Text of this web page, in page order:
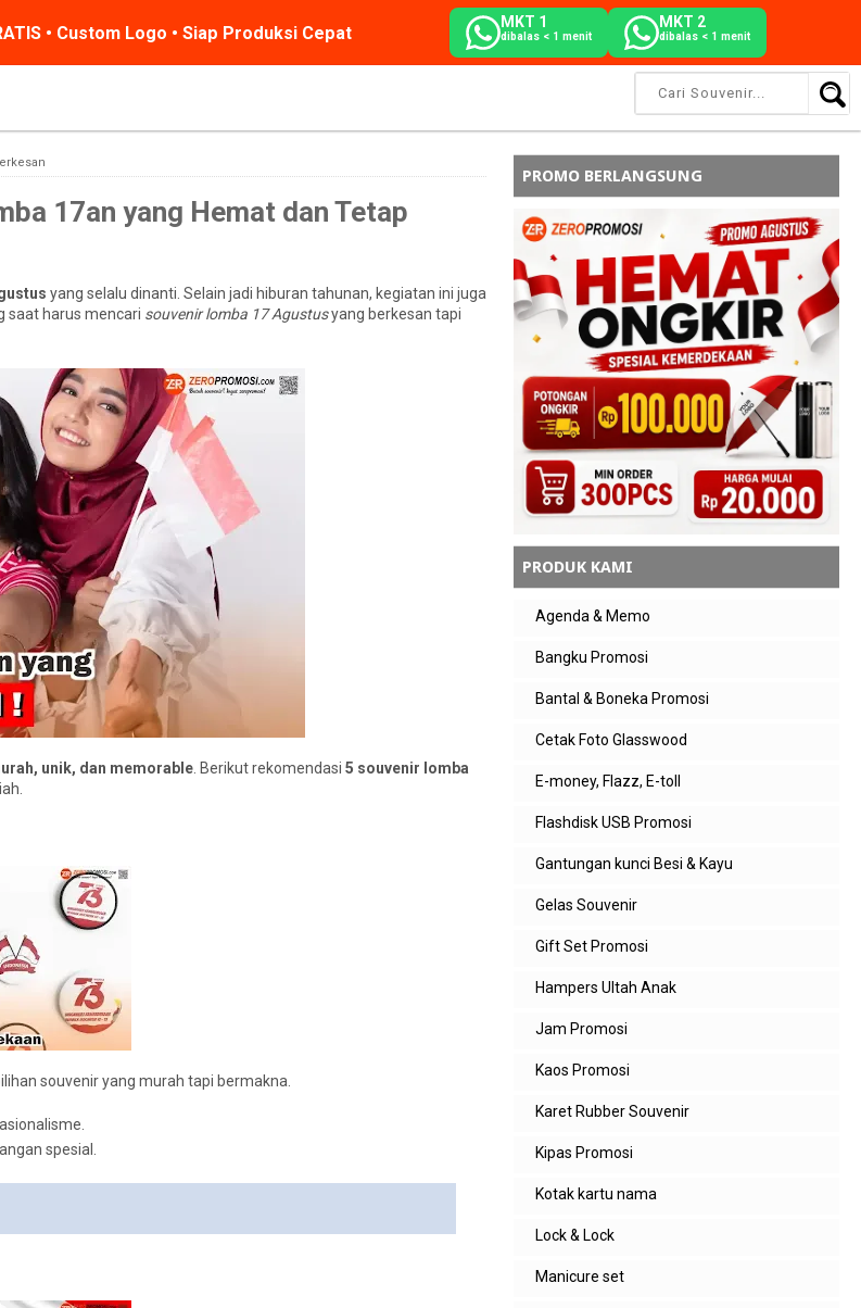
• Custom Logo • Siap Produksi Cepat
MKT 1
dibalas < 1 menit
MKT 2
dibalas < 1 menit
17an yang Hemat dan Tetap
yang selalu dinanti. Selain jadi hiburan tahunan, kegiatan ini juga
saat harus mencari souvenir lomba 17 Agustusyang berkesan tapi
unik, dan memorable . Berikut rekomendasi 5 souvenir lomba
souvenir yang murah tapi bermakna.
spesial.
PROMO BERLANGSUNG
PRODUK KAMI
Agenda & Memo
Bangku Promosi
Bantal & Boneka Promosi
Cetak Foto Glasswood
E-money, Flazz, E-toll
Flashdisk USB Promosi
Gantungan kunci Besi & Kayu
Gelas Souvenir
Gift Set Promosi
Hampers Ultah Anak
Jam Promosi
Kaos Promosi
Karet Rubber Souvenir
Kipas Promosi
Kotak kartu nama
Lock & Lock
Manicure set